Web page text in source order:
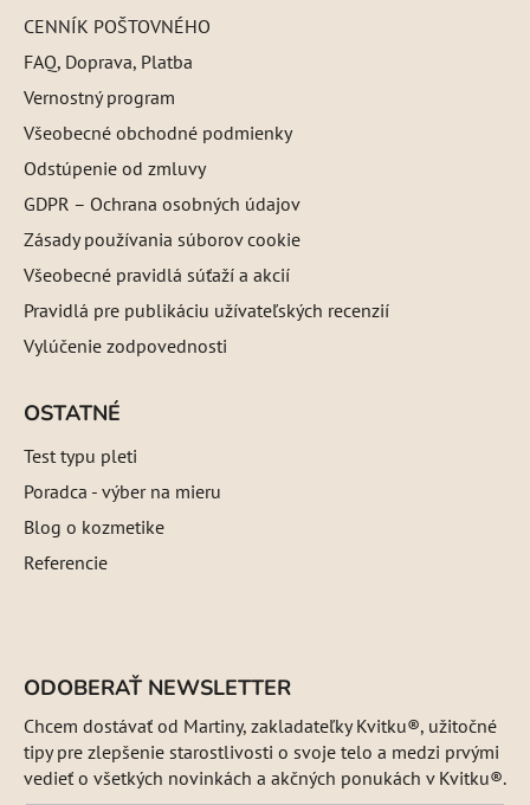
CENNÍK POŠTOVNÉHO
FAQ, Doprava, Platba
Vernostný program
Všeobecné obchodné podmienky
Odstúpenie od zmluvy
GDPR – Ochrana osobných údajov
Zásady používania súborov cookie
Všeobecné pravidlá súťaží a akcií
Pravidlá pre publikáciu užívateľských recenzií
Vylúčenie zodpovednosti
OSTATNÉ
Test typu pleti
Poradca - výber na mieru
Blog o kozmetike
Referencie
ODOBERAŤ NEWSLETTER
Chcem dostávať od Martiny, zakladateľky Kvitku®, užitočné
tipy pre zlepšenie starostlivosti o svoje telo a medzi prvými
vedieť o všetkých novinkách a akčných ponukách v Kvitku®.